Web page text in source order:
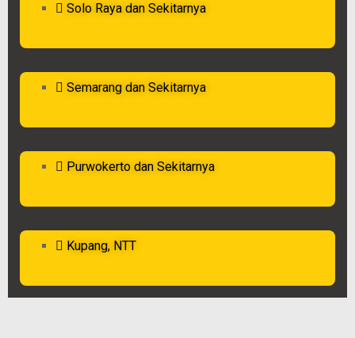
Solo Raya dan Sekitarnya
Semarang dan Sekitarnya
Purwokerto dan Sekitarnya
Kupang, NTT